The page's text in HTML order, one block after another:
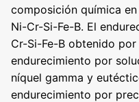
composición química
Ni-Cr-Si-Fe-B. El
Cr-Si-Fe-B obtenido
endurecimiento por
níquel gamma y
endurecimiento por